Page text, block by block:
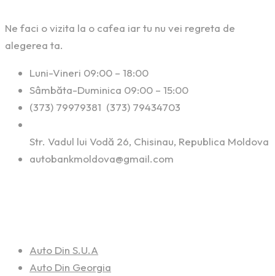
Ne faci o vizita la o cafea iar tu nu vei regreta de
alegerea ta.
Luni-Vineri 09:00 – 18:00
Sâmbăta-Duminica 09:00 – 15:00
(373) 79979381 (373) 79434703
Str. Vadul lui Vodă 26, Chisinau, Republica Moldova
autobankmoldova@gmail.com
Auto Din S.U.A
Auto Din Georgia